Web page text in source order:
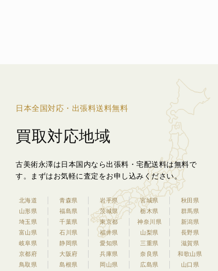
日本全国対応・出張料送料無料
買取対応地域
古美術永澤は日本国内なら出張料・宅配送料は無料で
す。
まずはお気軽に査定をお申し込みください。
北海道 青森県 岩手県 宮城県
秋田県
山形県
福島県 茨城県 栃木県
群馬県
埼玉県
千葉県 東京都 神奈川県
新潟県
富山県
石川県 福井県 山梨県
長野県
岐阜県
静岡県 愛知県 三重県
滋賀県
京都府
大阪府 兵庫県 奈良県
和歌山県
鳥取県
島根県 岡山県 広島県
山口県